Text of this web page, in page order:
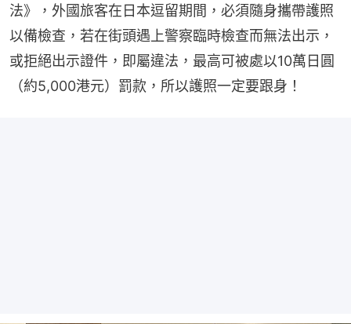
法》，外國旅客在日本逗留期間，必須隨身攜帶護照
以備檢查，若在街頭遇上警察臨時檢查而無法出示，
或拒絕出示證件，即屬違法，最高可被處以10萬日圓
（約5,000港元）罰款，所以護照一定要跟身！